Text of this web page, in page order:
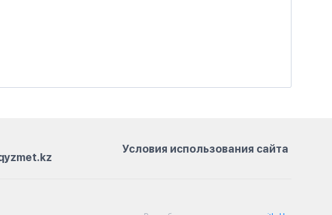
Условия использования сайта